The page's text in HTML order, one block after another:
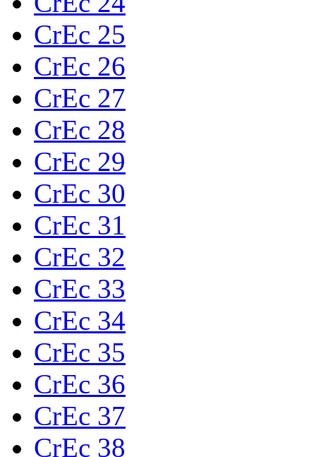
CrEc 25
CrEc 26
CrEc 27
CrEc 28
CrEc 29
CrEc 30
CrEc 31
CrEc 32
CrEc 33
CrEc 34
CrEc 35
CrEc 36
CrEc 37
CrEc 38